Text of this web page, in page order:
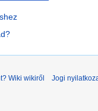
Wiki wikiről Jogi